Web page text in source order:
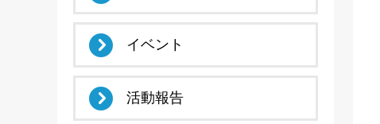
イベント
活動報告